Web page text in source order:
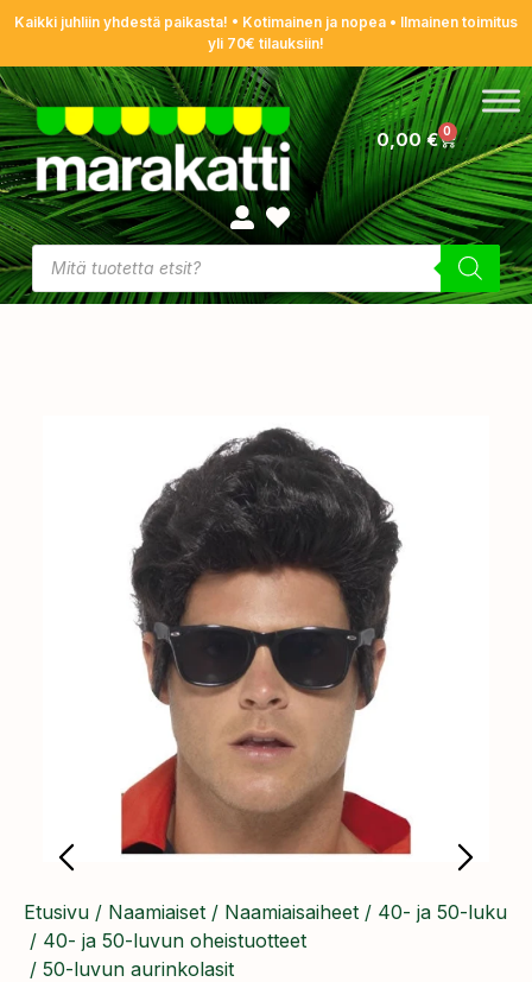
Kaikki juhliin yhdestä paikasta! • Kotimainen ja nopea • Ilmainen toimitus
yli 70€ tilauksiin!
0,00€ 0
Etusivu / Naamiaiset / Naamiaisaiheet / 40- ja 50-luku
/ 40- ja 50-luvun oheistuotteet
/ 50-luvun aurinkolasit